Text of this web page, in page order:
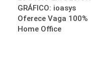
GRÁFICO: ioasys
Oferece Vaga 100%
Home Office